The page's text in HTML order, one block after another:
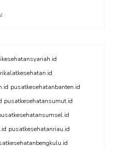
pusatkesehatanbanten.id
pusatkesehatansumut.id
pusatkesehatanriau.id